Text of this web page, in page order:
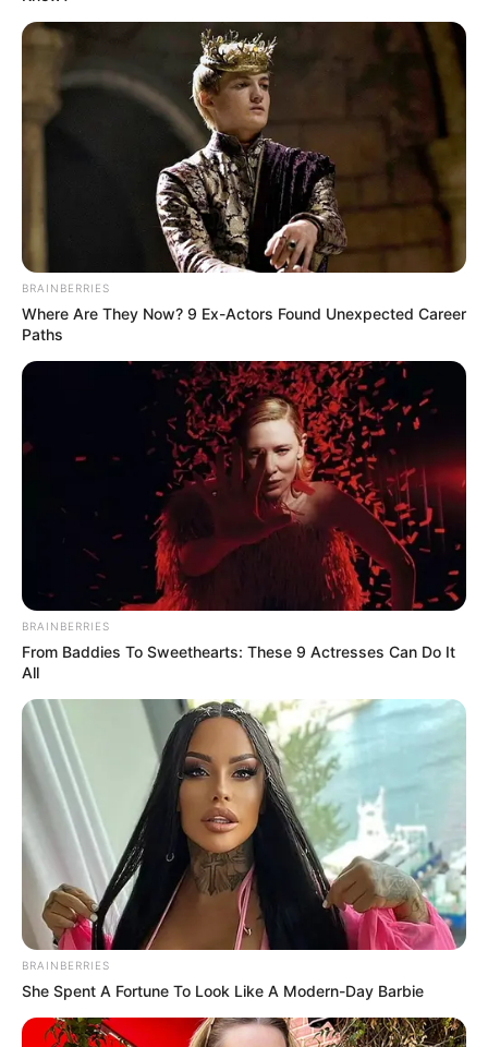
BRAINBERRIES
Where Are They Now? 9 Ex-Actors Found Unexpected Career
Paths
BRAINBERRIES
From Baddies To Sweethearts: These 9 Actresses Can Do It
All
BRAINBERRIES
She Spent A Fortune To Look Like A Modern-Day Barbie